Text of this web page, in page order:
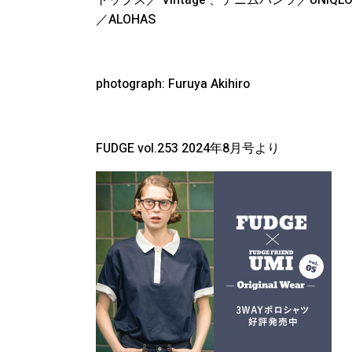
／ALOHAS
photograph: Furuya Akihiro
FUDGE vol.253 2024年8月号より